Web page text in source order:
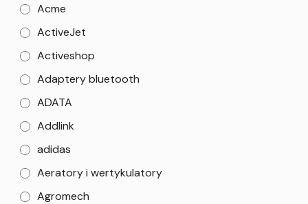
Acme
ActiveJet
Activeshop
Adaptery bluetooth
ADATA
Addlink
adidas
Aeratory i wertykulatory
Agromech